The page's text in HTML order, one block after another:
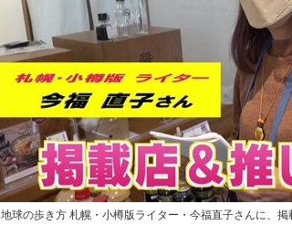
地球の歩き方 札幌・小樽版ライター・今福直子さんに、掲